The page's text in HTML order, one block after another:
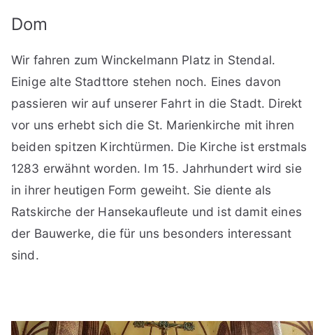
Dom
Wir fahren zum Winckelmann Platz in Stendal.
Einige alte Stadttore stehen noch. Eines davon
passieren wir auf unserer Fahrt in die Stadt. Direkt
vor uns erhebt sich die St. Marienkirche mit ihren
beiden spitzen Kirchtürmen. Die Kirche ist erstmals
1283 erwähnt worden. Im 15. Jahrhundert wird sie
in ihrer heutigen Form geweiht. Sie diente als
Ratskirche der Hansekaufleute und ist damit eines
der Bauwerke, die für uns besonders interessant
sind.